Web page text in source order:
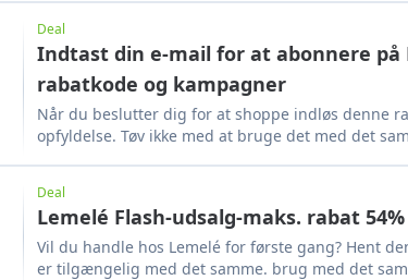
Deal
Indtast din e-mail for at abonnere på
rabatkode og kampagner
Når du beslutter dig for at shoppe indløs denne
opfyldelse. Tøv ikke med at bruge det med det
Deal
Lemelé Flash-udsalg-maks. rabat 54%
Vil du handle hos Lemelé for første gang? Hent
er tilgængelig med det samme. brug med det